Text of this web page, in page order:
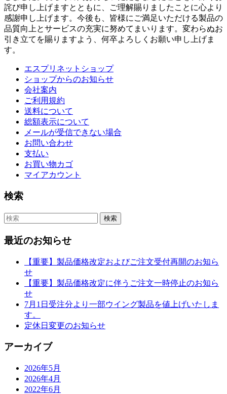
詫び申し上げますとともに、ご理解賜りましたことに心より
感謝申し上げます。今後も、皆様にご満足いただける製品の
品質向上とサービスの充実に努めてまいります。変わらぬお
引き立てを賜りますよう、何卒よろしくお願い申し上げま
す。
エスプリネットショップ
ショップからのお知らせ
会社案内
ご利用規約
送料について
総額表示について
メールが受信できない場合
お問い合わせ
支払い
お買い物カゴ
マイアカウント
検索
最近のお知らせ
【重要】製品価格改定およびご注文受付再開のお知ら
せ
【重要】製品価格改定に伴うご注文一時停止のお知ら
せ
7月1日受注分より一部ウイング製品を値上げいたしま
す。
定休日変更のお知らせ
アーカイブ
2026年5月
2026年4月
2022年6月